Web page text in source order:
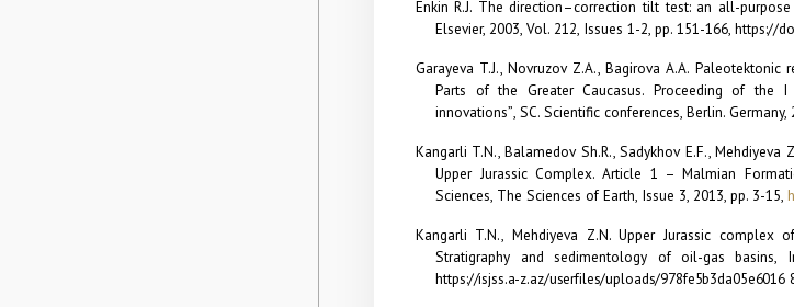
Enkin R.J. The direction–correction tilt test: an all-
Elsevier, 2003, Vol. 212, Issues 1-2, pp. 151-166, https://
Garayeva T.J., Novruzov Z.A., Bagirova A.A.
Parts of the Greater Caucasus. Proceeding of the I
innovations”,SC. Scientific conferences,Berlin.
Kangarli T.N., Balamedov Sh.R., Sadykhov E.F.,
Upper Jurassic Complex. Article 1 – Malmian
Sciences, The Sciences of Earth, Issue 3, 2013, pp. 3-15,
Kangarli T.N., Mehdiyeva Z.N. Upper Jurassic complex
Stratigraphy and sedimentology of oil-gas basins,
https://isjss.a-z.az/userfiles/uploads/978fe5b3da05e6016